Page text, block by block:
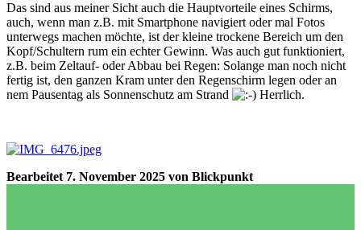
Das sind aus meiner Sicht auch die Hauptvorteile eines Schirms,
auch, wenn man z.B. mit Smartphone navigiert oder mal Fotos
unterwegs machen möchte, ist der kleine trockene Bereich um den
Kopf/Schultern rum ein echter Gewinn. Was auch gut funktioniert,
z.B. beim Zeltauf- oder Abbau bei Regen: Solange man noch nicht
fertig ist, den ganzen Kram unter den Regenschirm legen oder an
nem Pausentag als Sonnenschutz am Strand
Herrlich.
Bearbeitet 7. November 2025 von Blickpunkt